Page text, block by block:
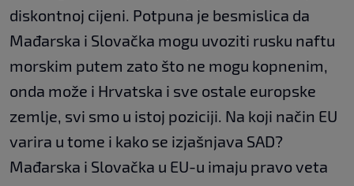
diskontnoj cijeni. Potpuna je besmislica da
Mađarska i Slovačka mogu uvoziti rusku naftu
morskim putem zato što ne mogu kopnenim,
onda može i Hrvatska i sve ostale europske
zemlje, svi smo u istoj poziciji. Na koji način EU
varira u tome i kako se izjašnjava SAD?
Mađarska i Slovačka u EU-u imaju pravo veta